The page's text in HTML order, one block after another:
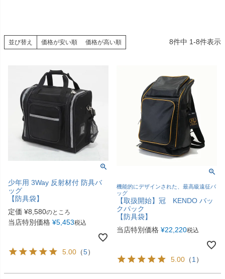
並び替え 価格が安い順 価格が高い順 8件中 1-8件表示
少年用 3Way 反射材付 防具バ
ッグ
【防具袋】
定価 ¥8,580のところ
当店特別価格 ¥5,453税込
5.00 （5）
機能的にデザインされた、最高級遠征バ
ッグ
【取扱開始】冠 KENDO バッ
クパック
【防具袋】
当店特別価格 ¥22,220税込
5.00 （1 ）